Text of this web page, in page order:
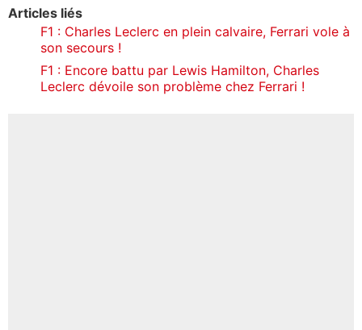
Articles liés
F1 : Charles Leclerc en plein calvaire, Ferrari vole à
son secours !
F1 : Encore battu par Lewis Hamilton, Charles
Leclerc dévoile son problème chez Ferrari !